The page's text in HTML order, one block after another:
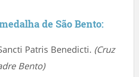
de São Bento:
Patris Benedicti. (Cruz
Bento)